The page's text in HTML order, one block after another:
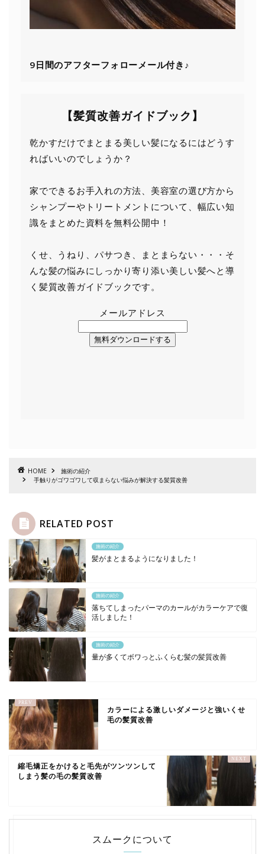
9日間のアフターフォローメール付き♪
【髪質改善ガイドブック】
乾かすだけでまとまる美しい髪になるにはどうす
ればいいのでしょうか？
家でできるお手入れの方法、美容室の選び方から
シャンプーやトリートメントについて、幅広い知
識をまとめた資料を無料公開中！
くせ、うねり、パサつき、まとまらない・・・そ
んな髪の悩みにしっかり寄り添い美しい髪へと導
く髪質改善ガイドブックです。
メールアドレス
無料ダウンロードする
HOME
施術の紹介
手触りがゴワゴワして収まらない悩みが解決する髪質改善
RELATED POST
施術の紹介
髪がまとまるようになりました！
施術の紹介
落ちてしまったパーマのカールがカラーケアで復
活しました！
施術の紹介
量が多くてボワっとふくらむ髪の髪質改善
カラーによる激しいダメージと強いくせ
毛の髪質改善
縮毛矯正をかけると毛先がツンツンして
しまう髪の毛の髪質改善
スムークについて